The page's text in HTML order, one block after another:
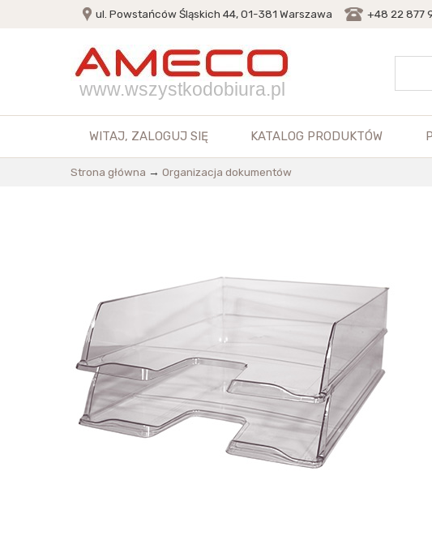
ul. Powstańców Śląskich 44, 01-381 Warszawa +48 22 877
www.wszystkodobiura.pl
WITAJ, ZALOGUJ SIĘ KATALOG PRODUKTÓW
Strona główna → Organizacja dokumentów